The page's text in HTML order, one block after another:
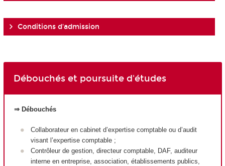
Conditions d'admission
Débouchés et poursuite d'études
⇒ Débouchés
Collaborateur en cabinet d’expertise comptable ou d’audit
visant l’expertise comptable ;
Contrôleur de gestion, directeur comptable, DAF, auditeur
interne en entreprise, association, établissements publics,